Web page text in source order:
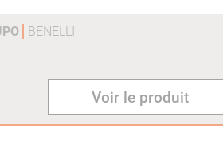
BENELLI
Voir le produit